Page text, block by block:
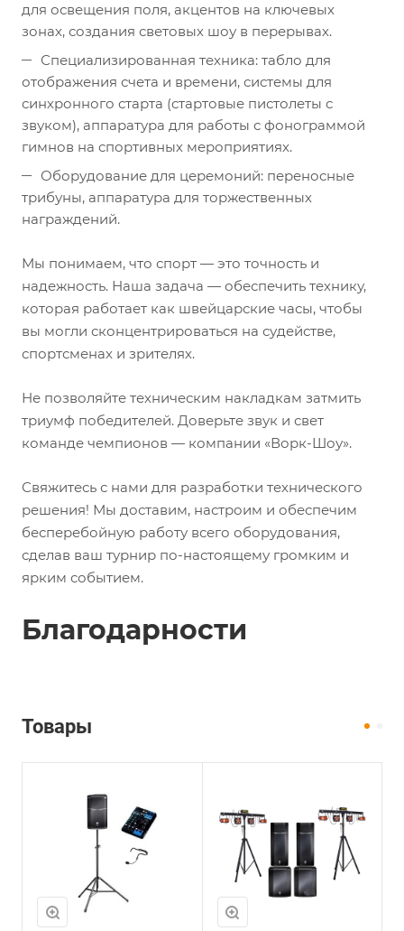
для освещения поля, акцентов на ключевых
зонах, создания световых шоу в перерывах.
Специализированная техника: табло для
отображения счета и времени, системы для
синхронного старта (стартовые пистолеты с
звуком), аппаратура для работы с фонограммой
гимнов на спортивных мероприятиях.
Оборудование для церемоний: переносные
трибуны, аппаратура для торжественных
награждений.
Мы понимаем, что спорт — это точность и
надежность. Наша задача — обеспечить технику,
которая работает как швейцарские часы, чтобы
вы могли сконцентрироваться на судействе,
спортсменах и зрителях.
Не позволяйте техническим накладкам затмить
триумф победителей. Доверьте звук и свет
команде чемпионов — компании «Ворк-Шоу».
Свяжитесь с нами для разработки технического
решения! Мы доставим, настроим и обеспечим
бесперебойную работу всего оборудования,
сделав ваш турнир по-настоящему громким и
ярким событием.
Благодарности
Товары